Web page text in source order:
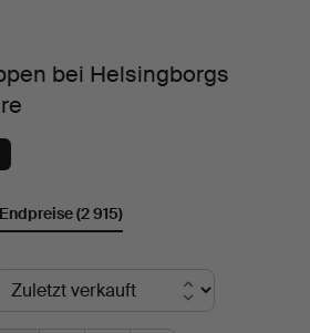
bei Helsingborgs
Endpreise(2 915)